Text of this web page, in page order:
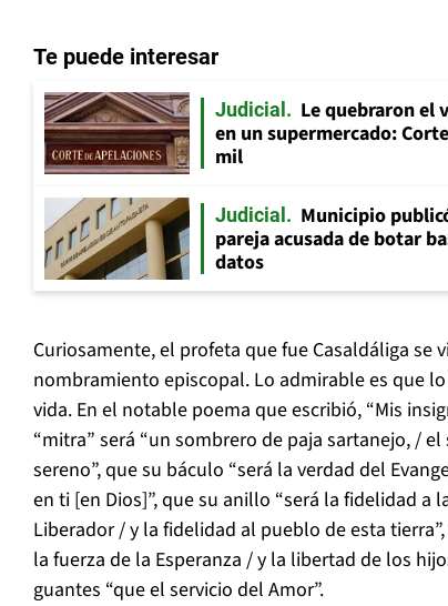
Te puede interesar
Judicial
Le quebraron el
en un supermercado:
mil
Judicial
Municipio
pareja acusada de botar
datos
Curiosamente, el profeta que fue Casaldáliga se
nombramiento episcopal. Lo admirable es que
vida. En el notable poema que escribió, “Mis
“mitra” será “un sombrero de paja sartanejo, /
sereno”, que su báculo “será la verdad del
en ti [en Dios]”, que su anillo “será la fidelidad a
Liberador / y la fidelidad al pueblo de esta
la fuerza de la Esperanza / y la libertad de los
guantes “que el servicio del Amor”.